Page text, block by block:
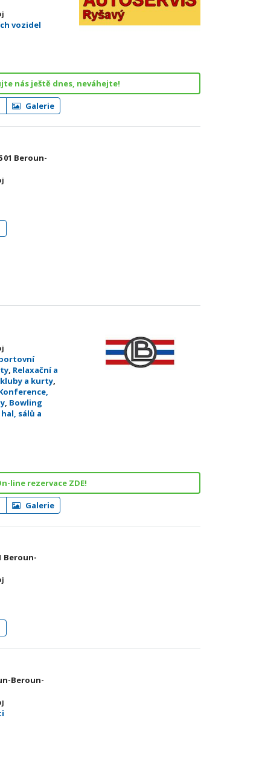
vozidel
nás ještě dnes, neváhejte!
Galerie
01 Beroun-
, Relaxační a
a kurty,
, Bowling
sálů a
line rezervace ZDE!
Galerie
Beroun-
Beroun-